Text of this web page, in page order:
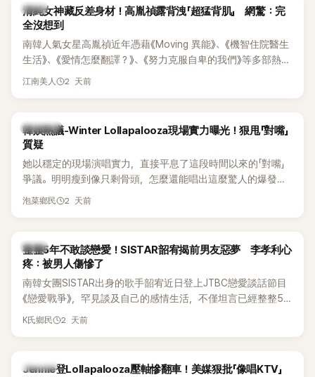
韓星
清純女神藏反差身材！高胤禎露背洩「超猛背肌」 網驚：完
全沒想到
南韓人氣女星高胤禎近年憑藉《Moving 異能》、《機智住院醫生
生活》、《愛情怎麼翻譯？》、《努力克服自卑的我們》等多部熱門
作品，躍升為韓劇新一代女神代表，不僅演技備受肯定，精緻
細身材下的超狂背肌與肩膀線條，反差感十足，讓不少網友看
傻直呼：「原來她身材這麼猛！」
江南美人 2 天前
熱議討論
韓娛熱議-Winter Lollapalooza現場實力曝光！狠甩「對嘴」
質疑
她以穩定的現場演唱實力，直接平息了這段時間以來的「對嘴」
爭議。明明瘦到像只剩骨頭，怎麼還能唱出這麼驚人的爆發力
和音量？
泡菜鄉民 2 天前
韓星
整整5年不敢談戀愛！SISTAR韶宥揭前男友惡夢 李孝利心
疼：被男人傷慘了
南韓女團SISTAR出身的歌手韶宥近日登上JTBC戀愛談話節目
《戀愛戰爭》，罕見談及自己的感情生活，不僅坦言已經整整5
年沒有談戀愛，更首度透露空窗至今的原因，全與上一段戀情
K氏鄉民 2 天前
K-POP
Jennie登Lollapalooza壓軸慘翻車！美媒狠批「像唱KTV」